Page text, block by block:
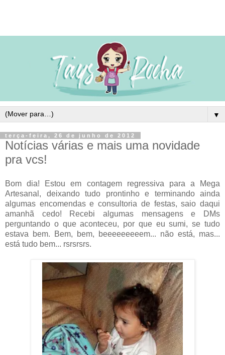
▼
terça-feira, 26 de junho de 2012
Notícias várias e mais uma novidade
pra vcs!
Bom dia! Estou em contagem regressiva para a Mega
Artesanal, deixando tudo prontinho e terminando ainda
algumas encomendas e consultoria de festas, saio daqui
amanhã cedo! Recebi algumas mensagens e DMs
perguntando o que aconteceu, por que eu sumi, se tudo
estava bem. Bem, bem, beeeeeeeeem... não está, mas...
está tudo bem... rsrsrsrs.